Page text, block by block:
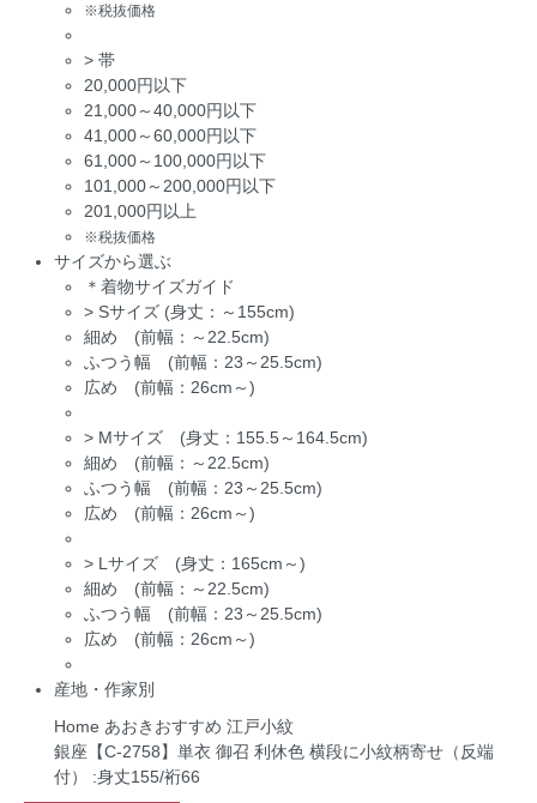
※税抜価格
> 帯
20,000円以下
21,000～40,000円以下
41,000～60,000円以下
61,000～100,000円以下
101,000～200,000円以下
201,000円以上
※税抜価格
サイズから選ぶ
＊着物サイズガイド
> Sサイズ (身丈：～155cm)
細め (前幅：～22.5cm)
ふつう幅 (前幅：23～25.5cm)
広め (前幅：26cm～)
> Mサイズ (身丈：155.5～164.5cm)
細め (前幅：～22.5cm)
ふつう幅 (前幅：23～25.5cm)
広め (前幅：26cm～)
> Lサイズ (身丈：165cm～)
細め (前幅：～22.5cm)
ふつう幅 (前幅：23～25.5cm)
広め (前幅：26cm～)
産地・作家別
Home あおきおすすめ 江戸小紋
銀座【C-2758】単衣 御召 利休色 横段に小紋柄寄せ（反端
付） :身丈155/裄66